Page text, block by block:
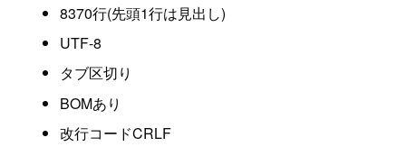
8370行(先頭1行は見出し)
UTF-8
タブ区切り
BOMあり
改行コードCRLF